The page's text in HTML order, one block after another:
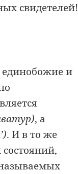
свидетелей!
единобожие и
, а
. И в то же